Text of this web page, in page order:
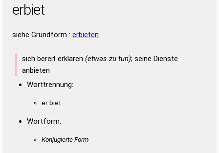
erbiet
siehe Grundform : erbieten
sich bereit erklären (etwas zu tun); seine Dienste
anbieten
Worttrennung:
er·biet
Wortform:
Konjugierte Form